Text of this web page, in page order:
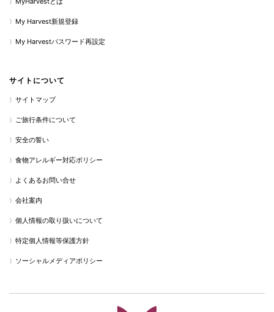
My Harvest新規登録
My Harvestパスワード再設定
サイトについて
サイトマップ
ご旅行条件について
安全の誓い
食物アレルギー対応ポリシー
よくあるお問い合せ
会社案内
個人情報の取り扱いについて
特定個人情報等保護方針
ソーシャルメディアポリシー